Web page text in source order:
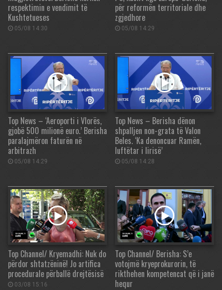
respektimin e vendimit të
Kushtetueses
05/08 14:30
për reformën territoriale dhe
zgjedhore
05/08 14:29
Top News – ‘Aeroporti i Vlorës,
gjobë 500 milionë euro.’ Berisha
paralajmëron faturën në
arbitrazh
05/08 14:29
Top News – Berisha dënon
shpalljen non-grata të Valon
Beles. ‘Ka denoncuar Ramën,
luftëtar i lirisë’
05/08 14:28
Top Channel/ Kryemadhi: Nuk do
përdor shtatzëninë! Jo artifica
procedurale përballë drejtësisë
03/08 15:16
Top Channel/ Berisha: S’e
votojmë kryeprokurorin, të
rikthehen kompetencat që i janë
hequr